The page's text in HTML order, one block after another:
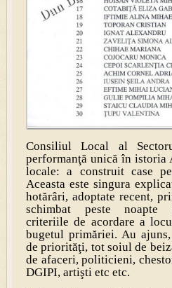
Consiliul Local al
performanţă unică în istoria
locale: a construit case
Aceasta este singura
hotărâri, adoptate recent,
schimbat peste noapte
criteriile de acordare a
bugetul primăriei. Au
de priorităţi, tot soiul de
de afaceri, politicieni,
DGIPI, artişti etc etc.